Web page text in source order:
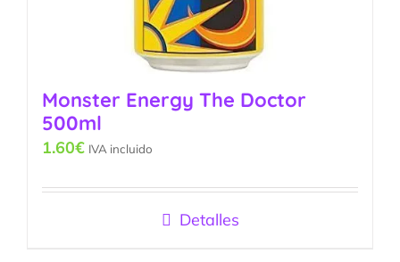
Monster Energy The Doctor
500ml
1.60€ IVA incluido
Detalles